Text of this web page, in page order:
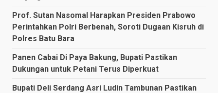
Prof. Sutan Nasomal Harapkan Presiden Prabowo
Perintahkan Polri Berbenah, Soroti Dugaan Kisruh di
Polres Batu Bara
Panen Cabai Di Paya Bakung, Bupati Pastikan
Dukungan untuk Petani Terus Diperkuat
Bupati Deli Serdang Asri Ludin Tambunan Pastikan